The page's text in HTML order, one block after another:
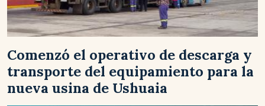
Comenzó el operativo de descarga y
transporte del equipamiento para la
nueva usina de Ushuaia